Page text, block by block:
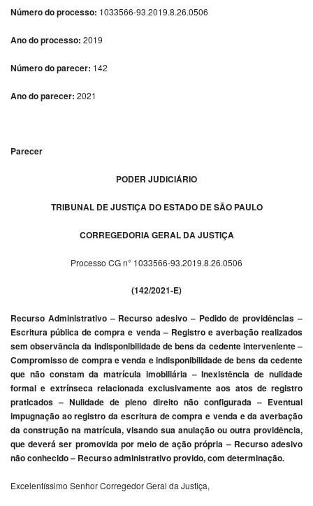
Número do processo: 1033566-93.2019.8.26.0506
Ano do processo: 2019
Número do parecer: 142
Ano do parecer: 2021
Parecer
PODER JUDICIÁRIO
TRIBUNAL DE JUSTIÇA DO ESTADO DE SÃO PAULO
CORREGEDORIA GERAL DA JUSTIÇA
Processo CG n° 1033566-93.2019.8.26.0506
(142/2021-E)
Recurso Administrativo – Recurso adesivo – Pedido de providências –
Escritura pública de compra e venda – Registro e averbação realizados
sem observância da indisponibilidade de bens da cedente interveniente –
Compromisso de compra e venda e indisponibilidade de bens da cedente
que não constam da matrícula imobiliária – Inexistência de nulidade
formal e extrínseca relacionada exclusivamente aos atos de registro
praticados – Nulidade de pleno direito não configurada – Eventual
impugnação ao registro da escritura de compra e venda e da averbação
da construção na matrícula, visando sua anulação ou outra providência,
que deverá ser promovida por meio de ação própria – Recurso adesivo
não conhecido – Recurso administrativo provido, com determinação.
Excelentíssimo Senhor Corregedor Geral da Justiça,